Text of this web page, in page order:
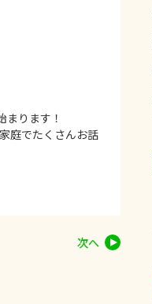
ります！
庭でたくさんお話
次へ